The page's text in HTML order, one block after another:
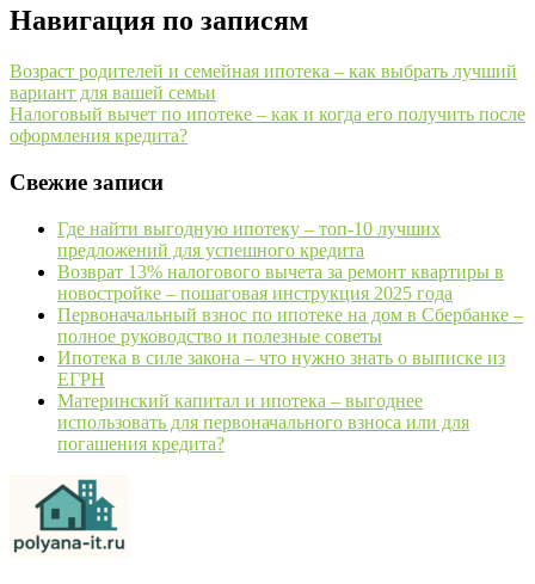
Навигация по записям
Возраст родителей и семейная ипотека – как выбрать лучший
вариант для вашей семьи
Налоговый вычет по ипотеке – как и когда его получить после
оформления кредита?
Свежие записи
Где найти выгодную ипотеку – топ-10 лучших
предложений для успешного кредита
Возврат 13% налогового вычета за ремонт квартиры в
новостройке – пошаговая инструкция 2025 года
Первоначальный взнос по ипотеке на дом в Сбербанке –
полное руководство и полезные советы
Ипотека в силе закона – что нужно знать о выписке из
ЕГРН
Материнский капитал и ипотека – выгоднее
использовать для первоначального взноса или для
погашения кредита?